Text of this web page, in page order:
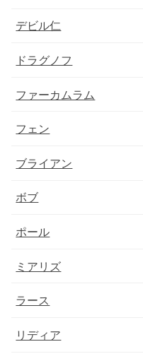
デビル仁
ドラグノフ
ファーカムラム
フェン
ブライアン
ボブ
ポール
ミアリズ
ラース
リディア